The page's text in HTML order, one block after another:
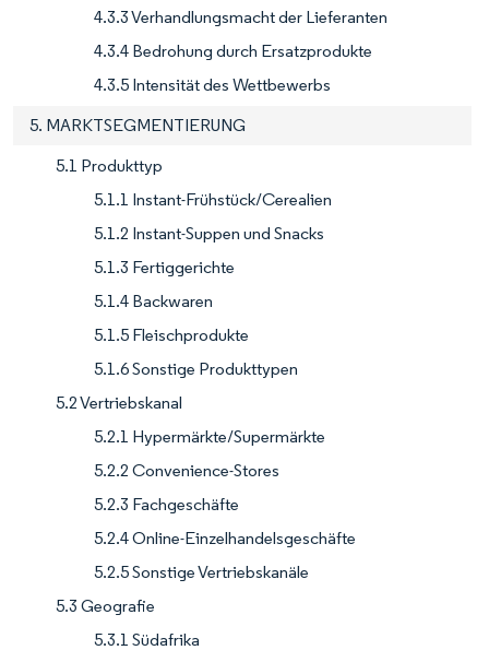
4.3.3 Verhandlungsmacht der Lieferanten
4.3.4 Bedrohung durch Ersatzprodukte
4.3.5 Intensität des Wettbewerbs
5. MARKTSEGMENTIERUNG
5.1 Produkttyp
5.1.1 Instant-Frühstück/Cerealien
5.1.2 Instant-Suppen und Snacks
5.1.3 Fertiggerichte
5.1.4 Backwaren
5.1.5 Fleischprodukte
5.1.6 Sonstige Produkttypen
5.2 Vertriebskanal
5.2.1 Hypermärkte/Supermärkte
5.2.2 Convenience-Stores
5.2.3 Fachgeschäfte
5.2.4 Online-Einzelhandelsgeschäfte
5.2.5 Sonstige Vertriebskanäle
5.3 Geografie
5.3.1 Südafrika